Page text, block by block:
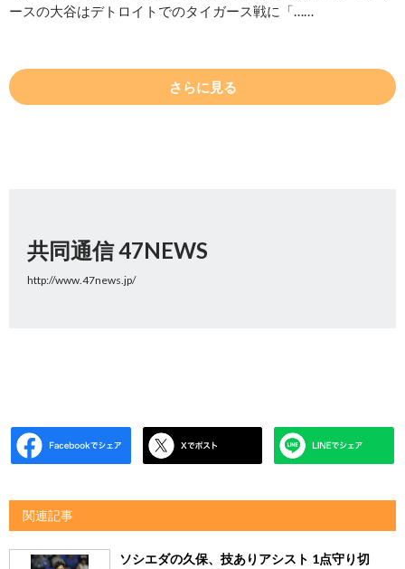
ースの大谷はデトロイトでのタイガース戦に「……
さらに見る
共同通信 47NEWS
http://www.47news.jp/
関連記事
ソシエダの久保、技ありアシスト 1点守り切